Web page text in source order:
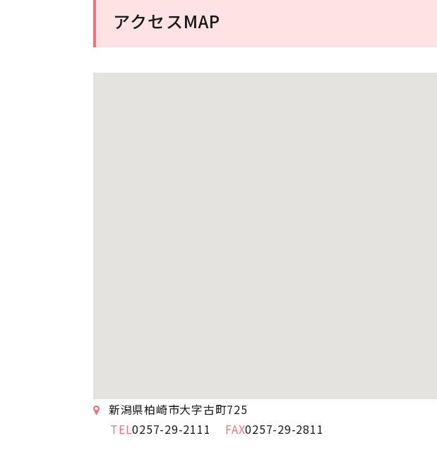
アクセスMAP
新潟県柏崎市大字古町725
0257-29-2111
0257-29-2811